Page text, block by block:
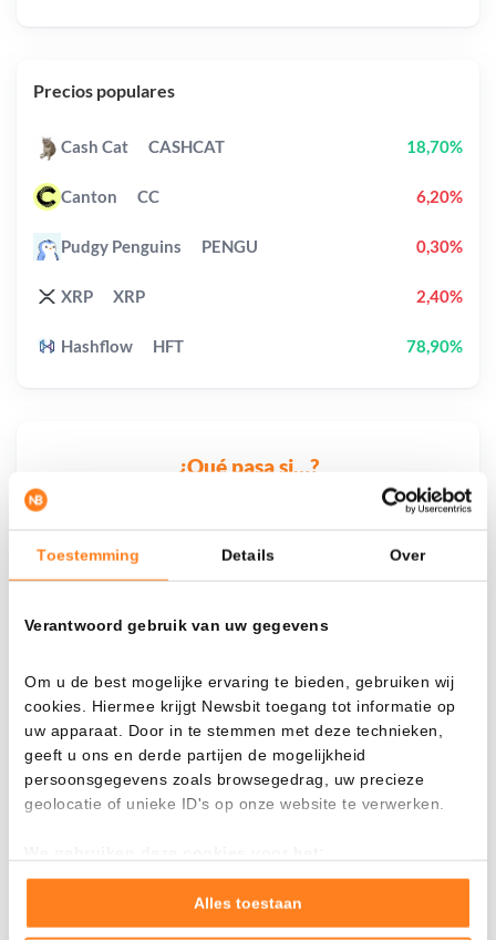
Toestemming Details Over
Verantwoord gebruik van uw gegevens
Om u de best mogelijke ervaring te bieden, gebruiken wij
cookies. Hiermee krijgt Newsbit toegang tot informatie op
uw apparaat. Door in te stemmen met deze technieken,
geeft u ons en derde partijen de mogelijkheid
persoonsgegevens zoals browsegedrag, uw precieze
geolocatie of unieke ID's op onze website te verwerken.
Goed laten functioneren van deze website
Verzamelen van gebruiksstatistieken
Tonen en meten van relevante advertenties
Alles toestaan
¿Qué pasa si…?
Mira cuánto valor tendrías hoy si hubieras
aplicado el dollar-cost averaging en distintas
criptomonedas.
Cada Desde
Valor total
Precios populares
Cash Cat CASHCAT 18,70%
Canton CC 6,20%
Pudgy Penguins PENGU 0,30%
XRP XRP 2,40%
Hashflow HFT 78,90%